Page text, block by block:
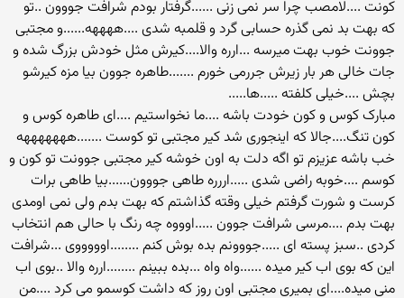
کونت ....لامصب چرا سر نمی زنی ......گرفتار بودم شرافت جووون ..تو
که بهت بد نمی گذره حسابی گرد و قلمبه شدی ....ههههه......و مجتبی
جوونت خوب بهت میرسه ...ارره والا....کیرش مثل خودش بزرگ شده و
جات خالی هر بار زیرش جررمی خورم .......طاهره جوون بیا مزه کیرشو
بچش ....خیلی کلفته .....ها.....
مبارک کوس و کون خودت باشه ....ما نخواستیم ....ای طاهره کوس و
کون تنگ....جالا که اینجوری شد کیر مجتبی تو کوست .......هههههههه
خب باشه عزیزم تو اگه دلت به اون خوشه کیر مجتبی جوونت تو کون و
کوسم ....خوبه راضی شدی .....اررره طاهی جووون......بیا طاهی برات
کرست و شورت گرفتم خیلی وقته گذاشتم که بهت بدم ولی نمی اومدی
بهت بدم ....مرسی شرافت جوون .....اوووه چه رنگ با حالی هم انتخاب
کردی ..سبز پسته ای .....جووونم بده بوش کنم ........اوووووی ...شرافت
این که بوی اب کیر میده ......واه واه ...بده ببینم ........ارره والا ..بوی اب
منی میده....ای بمیری مجتبی اون روز که داشت کوسمو می کرد ....من